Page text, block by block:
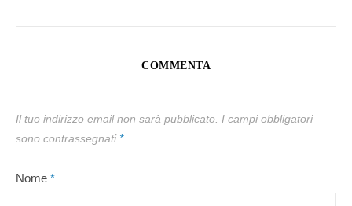
COMMENTA
Il tuo indirizzo email non sarà pubblicato. I campi obbligatori
sono contrassegnati *
Nome *